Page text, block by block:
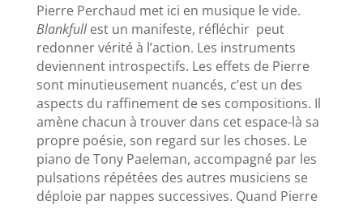
Pierre Perchaud met ici en musique le vide.
Blankfullest un manifeste, réfléchir peut
redonner vérité à l’action. Les instruments
deviennent introspectifs. Les effets de Pierre
sont minutieusement nuancés, c’est un des
aspects du raffinement de ses compositions. Il
amène chacun à trouver dans cet espace-là sa
propre poésie, son regard sur les choses. Le
piano de Tony Paeleman, accompagné par les
pulsations répétées des autres musiciens se
déploie par nappes successives. Quand Pierre